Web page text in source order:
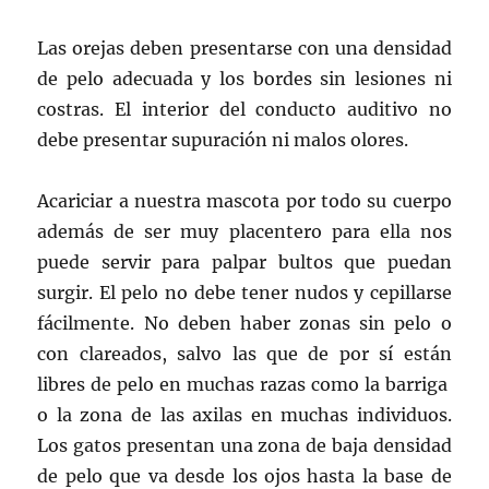
Las orejas deben presentarse con una densidad
de pelo adecuada y los bordes sin lesiones ni
costras. El interior del conducto auditivo no
debe presentar supuración ni malos olores.
Acariciar a nuestra mascota por todo su cuerpo
además de ser muy placentero para ella nos
puede servir para palpar bultos que puedan
surgir. El pelo no debe tener nudos y cepillarse
fácilmente. No deben haber zonas sin pelo o
con clareados, salvo las que de por sí están
libres de pelo en muchas razas como la barriga
o la zona de las axilas en muchas individuos.
Los gatos presentan una zona de baja densidad
de pelo que va desde los ojos hasta la base de